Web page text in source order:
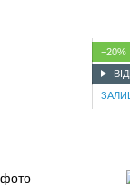
−20%